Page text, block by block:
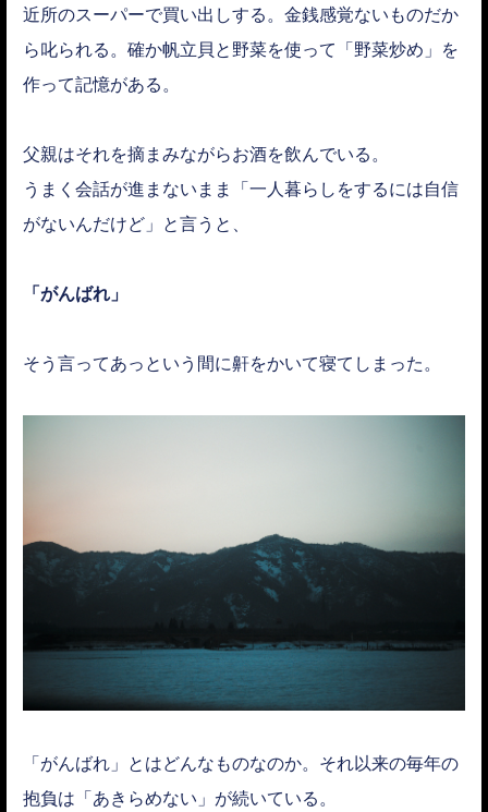
近所のスーパーで買い出しする。金銭感覚ないものだか
ら叱られる。確か帆立貝と野菜を使って「野菜炒め」を
作って記憶がある。
父親はそれを摘まみながらお酒を飲んでいる。
うまく会話が進まないまま「一人暮らしをするには自信
がないんだけど」と言うと、
「がんばれ」
そう言ってあっという間に鼾をかいて寝てしまった。
「がんばれ」とはどんなものなのか。それ以来の毎年の
抱負は「あきらめない」が続いている。